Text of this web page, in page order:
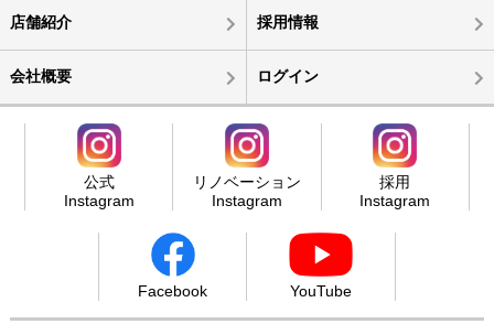
店舗紹介 採用情報
会社概要 ログイン
公式
Instagram
リノベーション
Instagram
採用
Instagram
Facebook YouTube